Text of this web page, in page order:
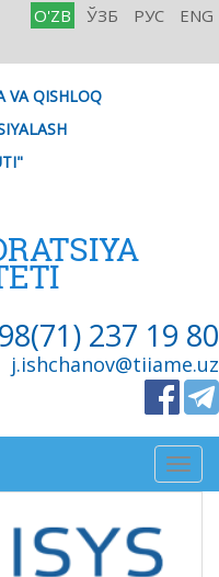
O'ZB ЎЗБ РУС ENG
VA QISHLOQ
237 19 80
j.ishchanov@tiiame.uz